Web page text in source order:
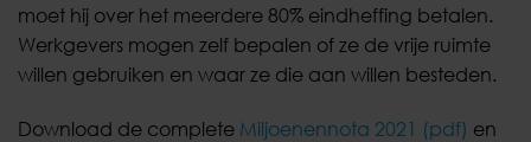
moet hij over het meerdere 80% eindheffing betalen.
Werkgevers mogen zelf bepalen of ze de vrije ruimte
willen gebruiken en waar ze die aan willen besteden.
Download de complete Miljoenennota 2021 (pdf) en